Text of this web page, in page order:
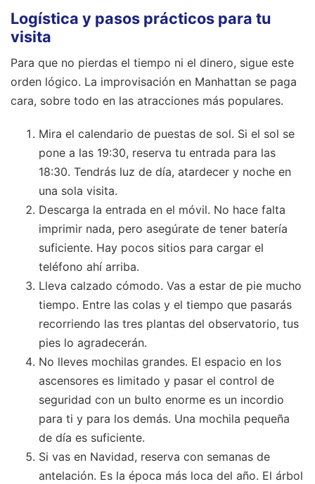
Logística y pasos prácticos para tu
visita
Para que no pierdas el tiempo ni el dinero, sigue este
orden lógico. La improvisación en Manhattan se paga
cara, sobre todo en las atracciones más populares.
Mira el calendario de puestas de sol. Si el sol se
pone a las 19:30, reserva tu entrada para las
18:30. Tendrás luz de día, atardecer y noche en
una sola visita.
Descarga la entrada en el móvil. No hace falta
imprimir nada, pero asegúrate de tener batería
suficiente. Hay pocos sitios para cargar el
teléfono ahí arriba.
Lleva calzado cómodo. Vas a estar de pie mucho
tiempo. Entre las colas y el tiempo que pasarás
recorriendo las tres plantas del observatorio, tus
pies lo agradecerán.
No lleves mochilas grandes. El espacio en los
ascensores es limitado y pasar el control de
seguridad con un bulto enorme es un incordio
para ti y para los demás. Una mochila pequeña
de día es suficiente.
Si vas en Navidad, reserva con semanas de
antelación. Es la época más loca del año. El árbol